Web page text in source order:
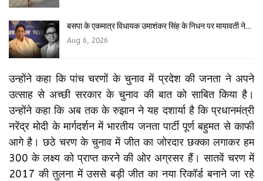
बसपा के एकमात्र विधायक उमाशंकर सिंह के निधन पर मायावती ने…
Aug 6, 2026
उन्होंने कहा कि पांच चरणों के चुनाव में प्रदेश की जनता ने अपने
उत्साह से अच्छी सरकार के चुनाव की बात को साबित किया है।
उन्होंने कहा कि अब तक के रुझान ने यह दशार्या है कि प्रधानमंत्री
नरेंद्र मोदी के मार्गदर्शन में भारतीय जनता पार्टी पूर्ण बहुमत से काफी
आगे है। छठे चरण के चुनाव में जीत का जोरदार छक्का लगाकर हम
300 के लक्ष्य को प्राप्त करने की ओर अग्रसर हैं। सातवें चरण में
2017 की तुलना में उससे बड़ी जीत का नया रिकॉर्ड बनाने जा रहे